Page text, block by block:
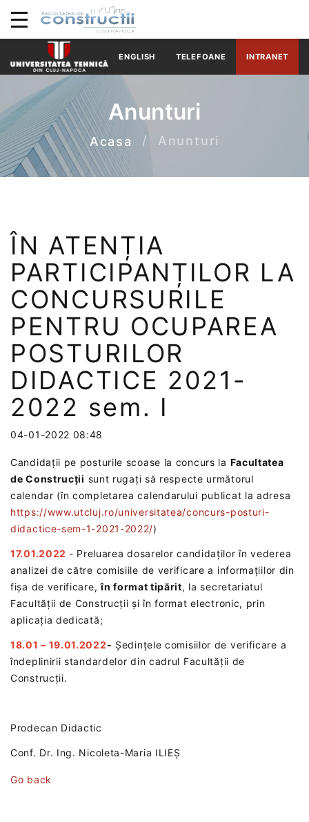
ENGLISH TELEFOANE INTRANET
Anunturi
Acasa Anunturi
ÎN ATENȚIA
PARTICIPANȚILOR LA
CONCURSURILE
PENTRU OCUPAREA
POSTURILOR
DIDACTICE 2021-
2022 sem. I
04-01-2022 08:48
Candidații pe posturile scoase la concurs la Facultatea
de Construcții sunt rugați să respecte următorul
calendar (în completarea calendarului publicat la adresa
https://www.utcluj.ro/universitatea/concurs-posturi-
didactice-sem-1-2021-2022/)
17.01.2022 - Preluarea dosarelor candidaților în vederea
analizei de către comisiile de verificare a informațiilor din
fișa de verificare,în format tipărit, la secretariatul
Facultății de Construcții și în format electronic, prin
aplicația dedicată;
18.01 – 19.01.2022- Ședințele comisiilor de verificare a
îndeplinirii standardelor din cadrul Facultății de
Construcții.
Prodecan Didactic
Conf. Dr. Ing. Nicoleta-Maria ILIEȘ
Go back